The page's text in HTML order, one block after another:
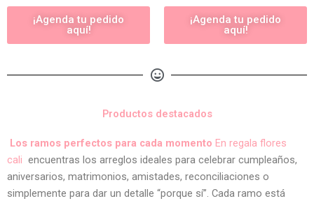
¡Agenda tu pedido
aquí!
¡Agenda tu pedido
aquí!
Productos destacados
Los ramos perfectos para cada momento En regala flores
cali encuentras los arreglos ideales para celebrar cumpleaños,
aniversarios, matrimonios, amistades, reconciliaciones o
simplemente para dar un detalle “porque sí”. Cada ramo está